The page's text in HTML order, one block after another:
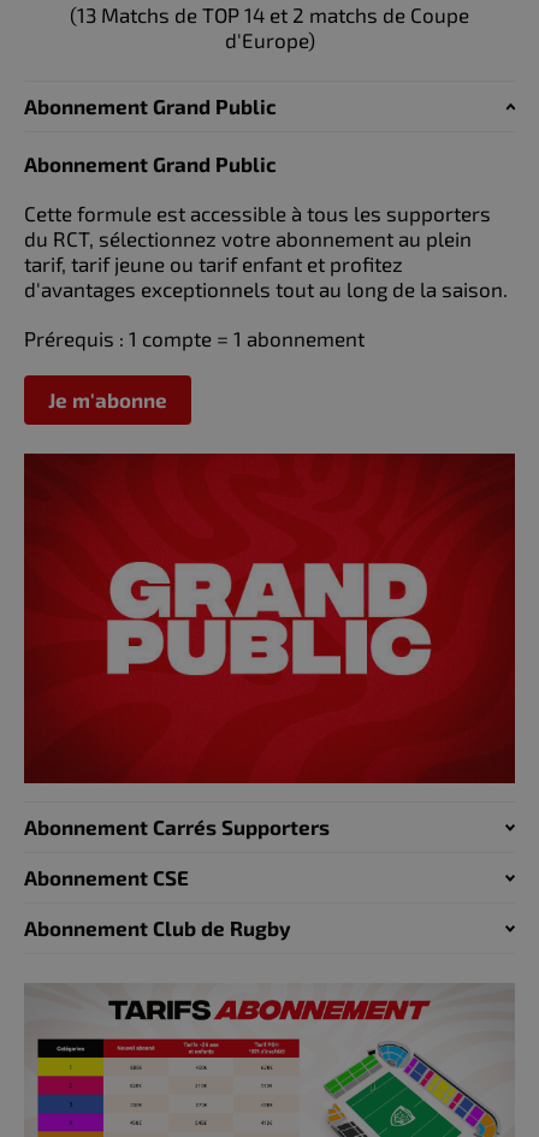
(13 Matchs de TOP 14 et 2 matchs de Coupe
d'Europe)
Abonnement Grand Public
Abonnement Grand Public
Cette formule est accessible à tous les supporters
du RCT, sélectionnez votre abonnement au plein
tarif, tarif jeune ou tarif enfant et profitez
d'avantages exceptionnels tout au long de la saison.
Prérequis : 1 compte = 1 abonnement
Je m'abonne
Abonnement Carrés Supporters
Abonnement CSE
Abonnement Club de Rugby